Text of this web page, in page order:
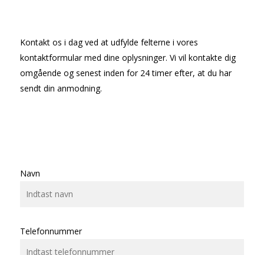
Kontakt os i dag ved at udfylde felterne i vores
kontaktformular med dine oplysninger. Vi vil kontakte dig
omgående og senest inden for 24 timer efter, at du har
sendt din anmodning.
Navn
Telefonnummer